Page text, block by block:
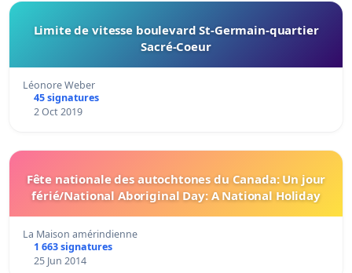
Limite de vitesse boulevard St-Germain-quartier
Sacré-Coeur
Léonore Weber
45 signatures
2 Oct 2019
Fête nationale des autochtones du Canada: Un jour
férié/National Aboriginal Day: A National Holiday
La Maison amérindienne
1 663 signatures
25 Jun 2014